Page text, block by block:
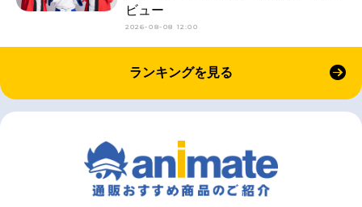
ビュー
2026-08-08 12:00
ランキングを見る